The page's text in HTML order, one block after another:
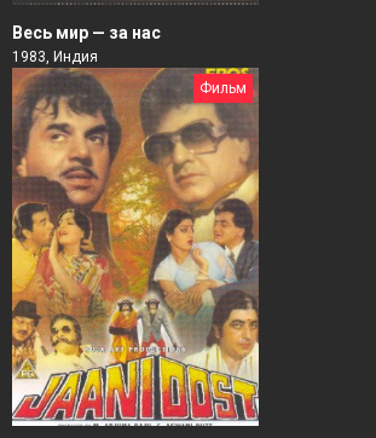
Весь мир — за нас
1983, Индия
Фильм